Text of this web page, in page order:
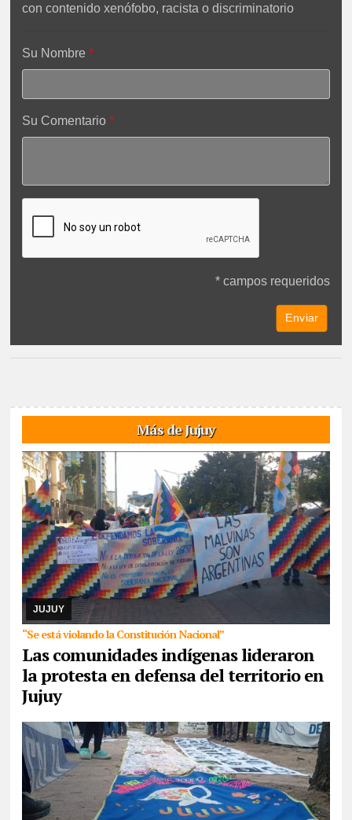
con contenido xenófobo, racista o discriminatorio
Su Nombre
Su Comentario
* campos requeridos
Más de Jujuy
JUJUY
“Se está violando la Constitución Nacional”
Las comunidades indígenas lideraron
la protesta en defensa del territorio en
Jujuy
07/08/2026 Reunidos por el rechazo a “la venta de la
Pachamama”, manifestantes de todos los sectores sociales de la
provincia confluyeron en San Salvador para r ...